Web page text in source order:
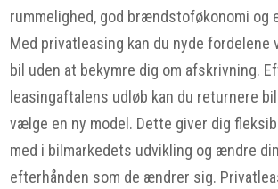
rummelighed, god brændstoføkonomi og
Med privatleasing kan du nyde fordelene
bil uden at bekymre dig om afskrivning.
leasingaftalens udløb kan du returnere
vælge en ny model. Dette giver dig
med i bilmarkedets udvikling og ændre
efterhånden som de ændrer sig.